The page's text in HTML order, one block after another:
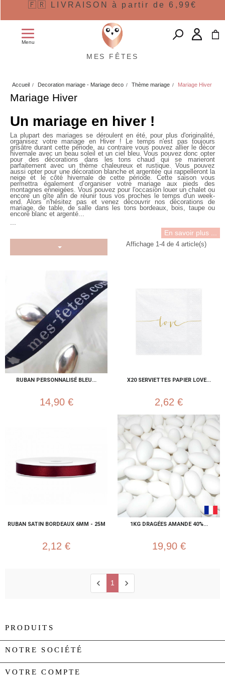
🇫🇷 LIVRAISON à partir de 6,99€
Menu
MES FÊTES
Accueil Decoration mariage - Mariage deco Thème mariage Mariage Hiver
Mariage Hiver
Un mariage en hiver !
La plupart des mariages se déroulent en été, pour plus d'originalité,
organisez votre mariage en Hiver ! Le temps n'est pas toujours
grisâtre durant cette période, au contraire vous pouvez allier le décor
hivernale avec un beau soleil et un ciel bleu. Vous pouvez donc opter
pour des décorations dans les tons chaud qui se marieront
parfaitement avec un thème chaleureux et rustique. Vous pouvez
aussi opter pour une décoration blanche et argentée qui rappelleront la
neige et le côté hivernale de cette période. Cette saison vous
permettra également d’organiser votre mariage aux pieds des
montagnes enneigées. Vous pouvez pour l'occasion louer un chalet ou
encore un gîte afin de réunir tous vos proches le temps d'un week-
end. Alors n'hésitez pas et venez découvrir nos décorations de
mariage, de table, de salle dans les tons bordeaux, bois, taupe ou
encore blanc et argenté...
...
En savoir plus ...
Affichage 1-4 de 4 article(s)
RUBAN PERSONNALISÉ BLEU...
14,90 €
X20 SERVIETTES PAPIER LOVE...
2,62 €
RUBAN SATIN BORDEAUX 6MM - 25M
2,12 €
1KG DRAGÉES AMANDE 40%...
19,90 €
chevron_left 1 chevron_right
PRODUITS
NOTRE SOCIÉTÉ
VOTRE COMPTE